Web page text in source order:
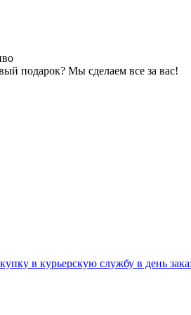
подарок? Мы сделаем все за вас!
в курьерскую службу в день